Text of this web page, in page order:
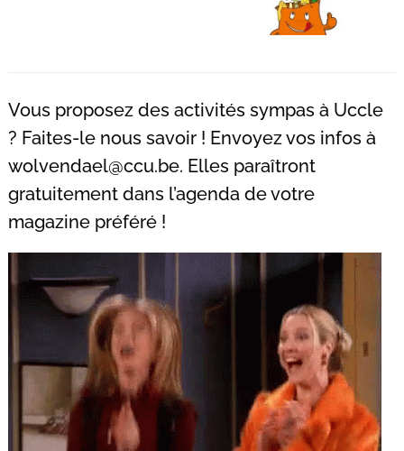
Vous proposez des activités sympas à Uccle
? Faites-le nous savoir ! Envoyez vos infos à
wolvendael@ccu.be. Elles paraîtront
gratuitement dans l’agenda de votre
magazine préféré !